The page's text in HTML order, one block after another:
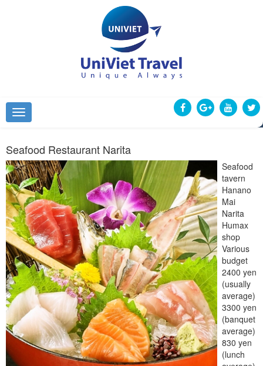
Seafood Restaurant Narita
Seafood
tavern
Hanano
Mai
Narita
Humax
shop
Various
budget
2400 yen
(usually
average)
3300 yen
(banquet
average)
830 yen
(lunch